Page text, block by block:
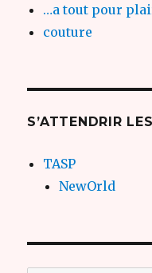
…a tout pour
couture
S’ATTENDRIR
TASP
NewOrld